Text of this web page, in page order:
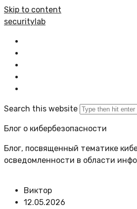
Skip to content
securitylab
Search this website
Блог о кибербезопасности
Блог, посвященный тематике
осведомленности в области
Виктор
12.05.2026